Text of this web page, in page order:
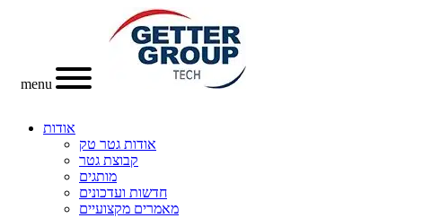
menu
אודות
אודות גטר טק
קבוצת גטר
מותגים
חדשות ועדכונים
מאמרים מקצועיים